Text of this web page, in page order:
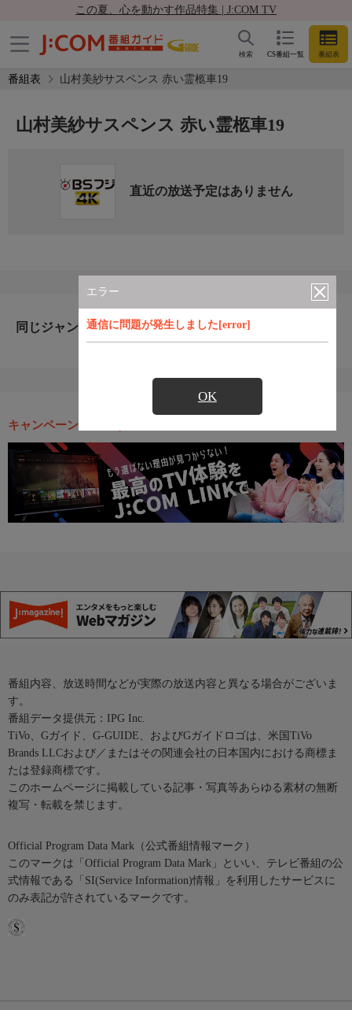
この夏、心を動かす作品特集 | J:COM TV
CS番組一覧 番組表
検索
番組表 山村美紗サスペンス 赤い霊柩車19
エラー
通信に問題が発生しました[error]
OK
山村美紗サスペンス 赤い霊柩車19
直近の放送予定はありません
同じジャンルのおすすめ番組
キャンペーン・お得な情報
番組内容、放送時間などが実際の放送内容と異なる場合がございま
す。
番組データ提供元：IPG Inc.
TiVo、Gガイド、G-GUIDE、およびGガイドロゴは、米国TiVo
Brands LLCおよび／またはその関連会社の日本国内における商標ま
たは登録商標です。
このホームページに掲載している記事・写真等あらゆる素材の無断
複写・転載を禁じます。
Official Program Data Mark（公式番組情報マーク）
このマークは「Official Program Data Mark」といい、テレビ番組の公
式情報である「SI(Service Information)情報」を利用したサービスに
のみ表記が許されているマークです。